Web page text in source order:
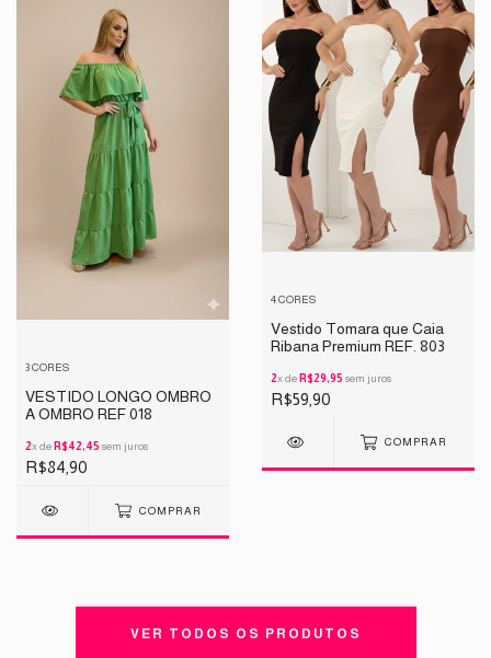
3 CORES
VESTIDO LONGO OMBRO
A OMBRO REF 018
2x de R$42,45 sem juros
R$84,90
COMPRAR
4 CORES
Vestido Tomara que Caia
Ribana Premium REF. 803
2x de R$29,95 sem juros
R$59,90
COMPRAR
VER TODOS OS PRODUTOS